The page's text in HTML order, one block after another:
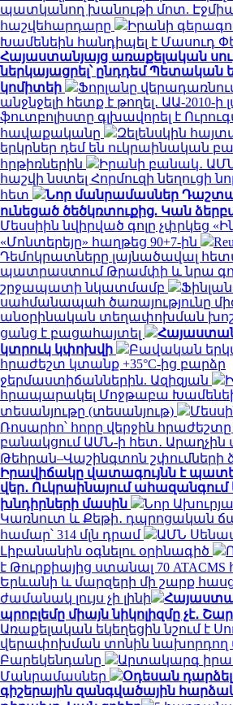
պատկանող խանութի մոտ.
հաշվեհարդարը
Իրանի
Խամենեին հանդիպել է Մասուդ
Հայաստանյայց առաքելական
ներկայացրել՝ ընդդեմ Պետական
կոմիտեի
Ֆորլանը
անջնջելի հետք է թողել․ ԱԱ-2010-ի
ֆուտբոլիստը գլխավորել է
հավաքականը
Զելենսկին
երկրներ դեմ են ուկրաինական
հրթիռներին
Իրանի բանակ․
հաշվի նստել Հորմուզի նեղուցի
հետ
Նոր մանրամասներ
ունեցած ծեծկռտուքից. Կան
Մեսսիին նվիրված գոլը չփրկեց
«Մոնտերեյը» հաղթեց 90+7-ին
Դեմոկրատները լայնածավալ
պատրաստում Թրամփի և նրա
շրջապատի նկատմամբ
սահմանապահ ծառայությունը
անօրինական տեղափոխման
ցանց է բացահայտել
կտրուկ կփոխվի
Բավական
հրաժեշտ կտանք +35°C-ից բարձր
ջերմաստիճաններին. Ազիզյան
հրապարակել Մոջթաբա
տեսանյութը (տեսանյութ)
Ռոսարիո՝ հորը վերջին
բանակցում ԱՄՆ-ի հետ․
Թեհրան–Վաշինգտոն
Իրավիճակը վատագույնն է
վեր․ Ուկրաինայում ահազանգում
խնդիրների մասին
Նոր
Կառնուտ և Քեթի․ դպրոցական
համար՝ 314 մլն դրամ
ԱՄՆ
Լիբանանին օգնելու օրինագիծ
է Թուրքիայից ստանալ 70 ATACMS
Երևանի և մարզերի մի շարք
ժամանակ լույս չի լինի
պրոբլեմը միայն նիկոլիզմը չէ․
Առաքելական եկեղեցին նշում է
վերափոխման տոնին նախորդող
Բարեկենդանը
Արտակարգ
Մանրամասներ
Օդեսան
գիշերային զանգվածային